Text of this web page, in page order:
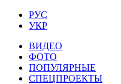
РУС
УКР
ВИДЕО
ФОТО
ПОПУЛЯРНЫЕ
СПЕЦПРОЕКТЫ